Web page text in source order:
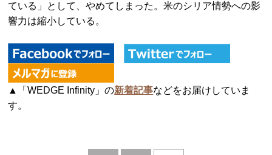
ている」として、やめてしまった。米のシリア情勢への影
響力は縮小している。
▲「WEDGE Infinity」の新着記事などをお届けしていま
す。